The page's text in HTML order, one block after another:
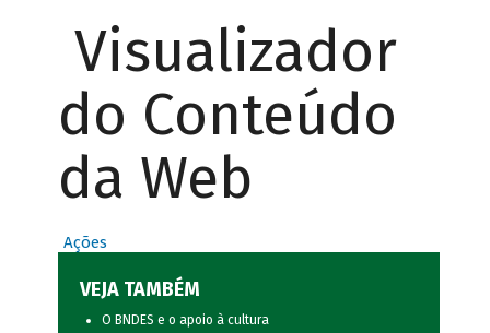
Visualizador
do Conteúdo
da Web
Ações
VEJA TAMBÉM
O BNDES e o apoio à cultura